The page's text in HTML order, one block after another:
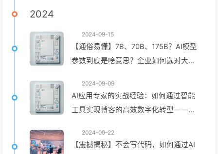
2024
2024-09-15
【通俗易懂】7B、70B、175B？AI模型
参数到底是啥意思？企业如何选对大模
2024-09-09
AI应用专家的实战经验：如何通过智能
工具实现博客的高效数字化转型——慢
2024-09-22
【震撼揭秘】不会写代码，如何通过AI